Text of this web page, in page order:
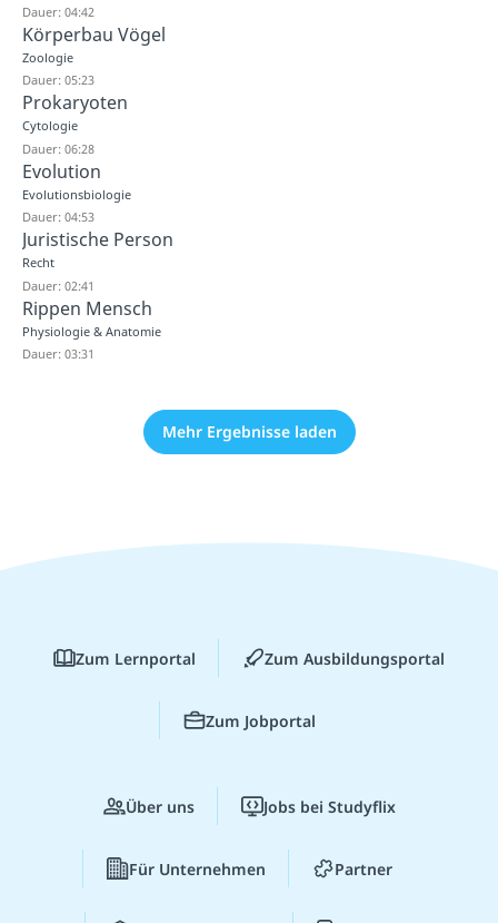
Dauer: 04:42
Körperbau Vögel
Zoologie
Dauer: 05:23
Prokaryoten
Cytologie
Dauer: 06:28
Evolution
Evolutionsbiologie
Dauer: 04:53
Juristische Person
Recht
Dauer: 02:41
Rippen Mensch
Physiologie & Anatomie
Dauer: 03:31
Mehr Ergebnisse laden
Zum Lernportal Zum Ausbildungsportal
Zum Jobportal
Über uns Jobs bei Studyflix
Für Unternehmen Partner